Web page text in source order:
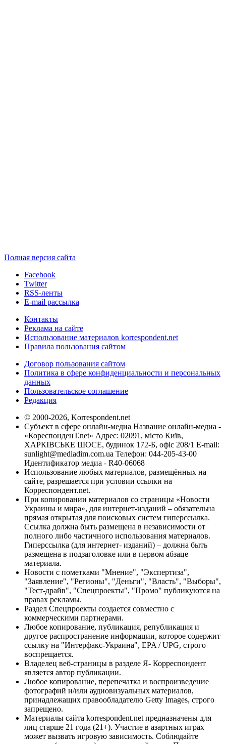
Полная версия сайта
Facebook
Twitter
RSS-ленты
E-mail рассылка
Контакты
Реклама на сайте
Использование материалов korrespondent.net
Правила пользования сайтом
Договор пользования сайтом
Политика в сфере конфиденциальности и персональных
данных
Пользовательское соглашение
Редакция
© 2000-2026, Korrespondent.net
Субъект в сфере онлайн-медиа Название онлайн-медиа -
«КореспонденТ.net» Адрес: 02091, місто Київ,
ХАРКІВСЬКЕ ШОСЕ, будинок 172-Б, офіс 208/1 E-mail:
sunlight@mediadim.com.ua Телефон: 044-205-43-00
Идентификатор медиа - R40-06068
Использование любых материалов, размещённых на
сайте, разрешается при условии ссылки на
Корреспондент.net.
При копировании материалов со страницы «Новости
Украины и мира», для интернет-изданий – обязательна
прямая открытая для поисковых систем гиперссылка.
Ссылка должна быть размещена в независимости от
полного либо частичного использования материалов.
Гиперссылка (для интернет- изданий) – должна быть
размещена в подзаголовке или в первом абзаце
материала.
Новости с пометками "Мнение", "Экспертиза",
"Заявление", "Регионы", "Деньги", "Власть", "Выборы",
"Тест-драйв", "Спецпроекты", "Промо" публикуются на
правах рекламы.
Раздел Спецпроекты создается совместно с
коммерческими партнерами.
Любое копирование, публикация, републикация и
другое распространение информации, которое содержит
ссылку на "Интерфакс-Украина", EPA / UPG, строго
воспрещается.
Владелец веб-страницы в разделе Я- Корреспондент
является автор публикации.
Любое копирование, перепечатка и воспроизведение
фотографий и/или аудиовизуальных материалов,
принадлежащих правообладателю Getty Images, строго
запрещено.
Материалы сайта korrespondent.net предназначены для
лиц старше 21 года (21+). Участие в азартных играх
может вызвать игровую зависимость. Соблюдайте